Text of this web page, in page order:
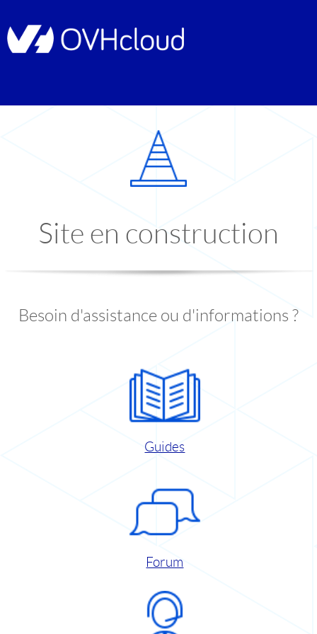
Site en construction
Besoin d'assistance ou d'informations ?
Guides
Forum